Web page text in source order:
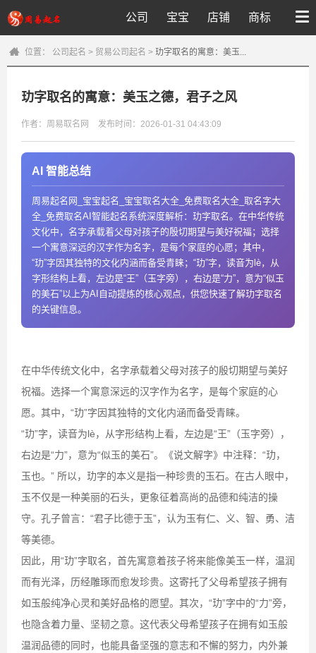
公司 宝宝 店铺 商标
位置： 公司起名 > 贸易公司起名 > 玏字取名的寓意：美玉...
玏字取名的寓意：美玉之德，君子之风
作者：周易取名网 发布时间：2026-01-31 04:43:09
AI 智能总结
周易起名网_宝宝起名_宝宝取名大全_免费取名大全_取名字大
全_免费取名AI智能起名系统深度解析：玏字取名。在中华传统
文化中，名字承载着父母对孩子的殷切期望与美好祝福；选择
一个寓意深远的汉字作为名字，是每个家庭的心愿；其中，
“玏”字因其独特的文化内涵而备受青睐；“玏”字，读音为lè，从
字形结构上看，左边是“王”（玉字旁），右边是“力”，意为“似玉
的美石”以上为AI自动提炼的核心观点，供您快速了解玏字取名
的关键信息。
在中华传统文化中，名字承载着父母对孩子的殷切期望与美好
祝福。选择一个寓意深远的汉字作为名字，是每个家庭的心
愿。其中，“玏”字因其独特的文化内涵而备受青睐。
“玏”字，读音为lè，从字形结构上看，左边是“王”（玉字旁），
右边是“力”，意为“似玉的美石”。《说文解字》中注释：“玏，
玉也。” 所以，玏字的本义是指一种珍贵的玉石。在古人眼中，
玉不仅是一种美丽的石头，更象征着高尚的品德和纯洁的操
守。孔子曾言：“君子比德于玉”，认为玉有仁、义、智、勇、洁
等美德。
因此，用“玏”字取名，首先寓意着孩子将来能像美玉一样，温润
而有光泽，历经雕琢而愈发珍贵。这寄托了父母希望孩子拥有
如玉般纯净心灵和美好品格的愿望。其次，“玏”字中的“力”旁，
也隐含着力量、坚韧之意。这代表父母希望孩子在拥有如玉般
温润品德的同时，也能具备坚强的意志和不懈的努力，内外兼